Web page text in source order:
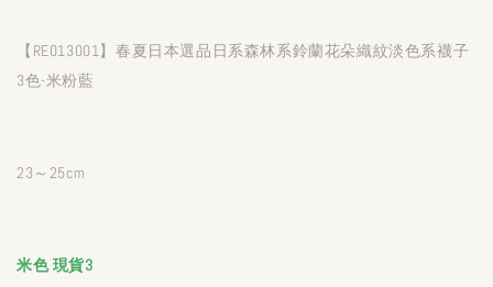
【RE013001】春夏日本選品日系森林系鈴蘭花朵織紋淡色系襪子
3色-米粉藍
23～25cm
米色現貨3